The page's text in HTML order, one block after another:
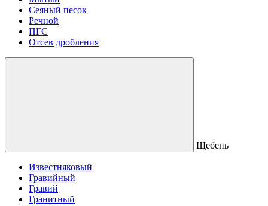
Сеяный песок
Речной
ПГС
Отсев дробления
Щебень
Известняковый
Гравийный
Гравий
Гранитный